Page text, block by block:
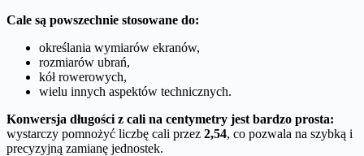
Cale są powszechnie stosowane do:
określania wymiarów ekranów,
rozmiarów ubrań,
kół rowerowych,
wielu innych aspektów technicznych.
Konwersja długości z cali na centymetry jest bardzo prosta:
wystarczy pomnożyć liczbę cali przez 2,54, co pozwala na szybką i
precyzyjną zamianę jednostek.